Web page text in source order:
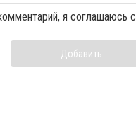
я соглашаюсь с
Добавить